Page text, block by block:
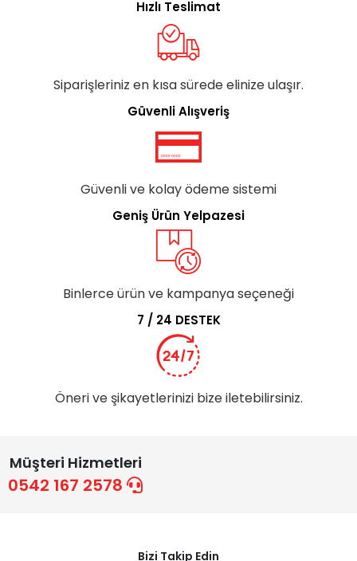
Hızlı Teslimat
Siparişleriniz en kısa sürede elinize ulaşır.
Güvenli Alışveriş
Güvenli ve kolay ödeme sistemi
Geniş Ürün Yelpazesi
Binlerce ürün ve kampanya seçeneği
7 / 24 DESTEK
Öneri ve şikayetlerinizi bize iletebilirsiniz.
Müşteri Hizmetleri
0542 167 2578
Bizi Takip Edin